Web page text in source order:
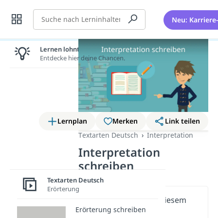
Suche Neu:
Lernplan Merken
Link teilen
Textarten Deutsch
Interpretation
Interpretation
schreiben
Wichtige Inhalte in diesem
Video
Lernen lohnt sich!
Entdecke hier deine Chancen.
Textarten Deutsch
Erörterung
Erörterung schreiben